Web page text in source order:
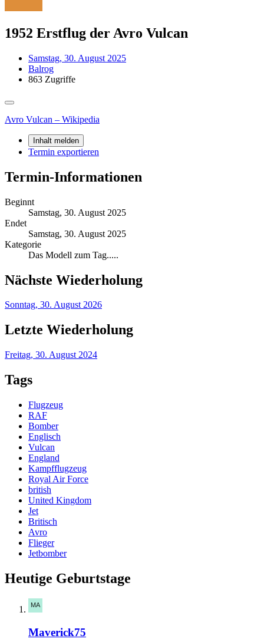
1952 Erstflug der Avro Vulcan
Samstag, 30. August 2025
Balrog
863 Zugriffe
Avro Vulcan – Wikipedia
Inhalt melden
Termin exportieren
Termin-Informationen
Beginnt
Samstag, 30. August 2025
Endet
Samstag, 30. August 2025
Kategorie
Das Modell zum Tag.....
Nächste Wiederholung
Sonntag, 30. August 2026
Letzte Wiederholung
Freitag, 30. August 2024
Tags
Flugzeug
RAF
Bomber
Englisch
Vulcan
England
Kampfflugzeug
Royal Air Force
british
United Kingdom
Jet
Britisch
Avro
Flieger
Jetbomber
Heutige Geburtstage
Maverick75